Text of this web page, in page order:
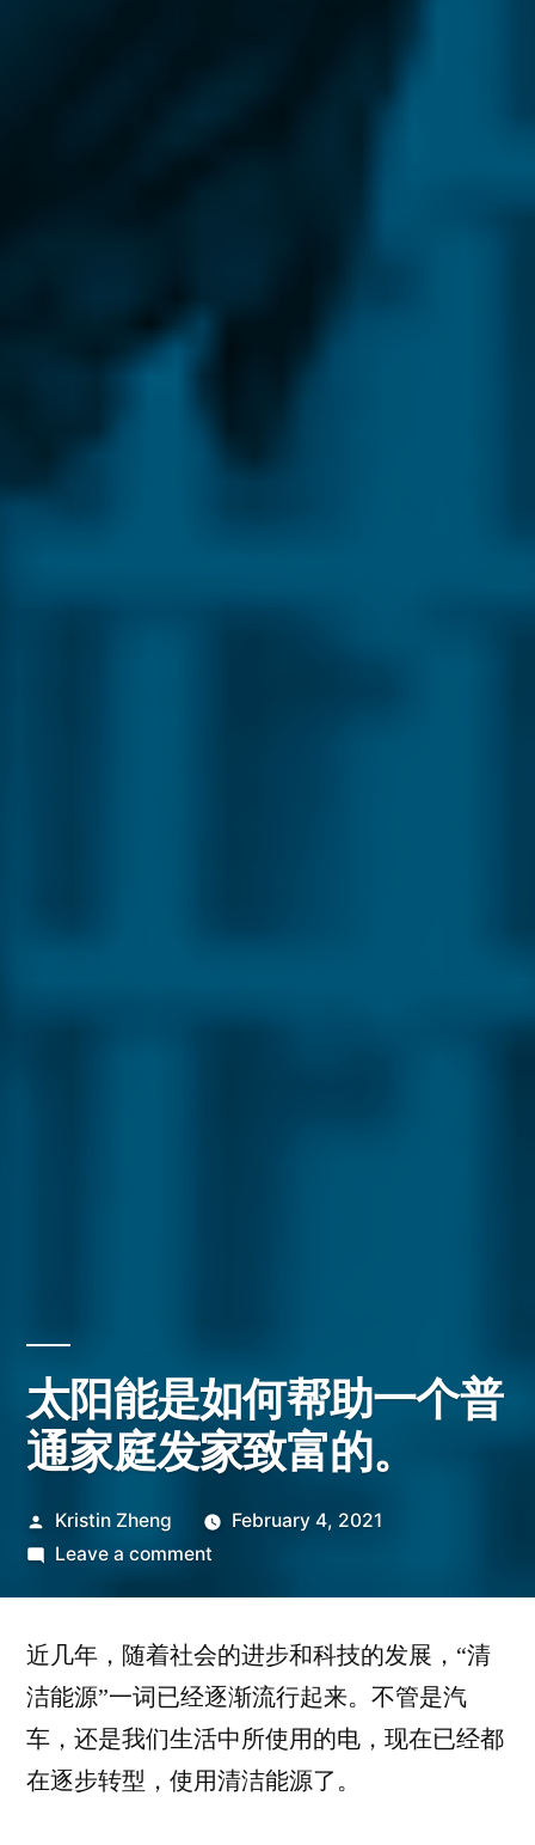
太阳能是如何帮助一个普
通家庭发家致富的。
Posted
by
Kristin Zheng
February 4, 2021
Leave a commenton
能
是
何
帮
近几年，随着社会的进步和科技的发展，“清
洁能源”一词已经逐渐流行起来。不管是汽
车，还是我们生活中所使用的电，现在已经都
在逐步转型，使用清洁能源了。